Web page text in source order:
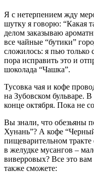
Я с нетерпением жду
шутку я говорю: “Какая
делом заказываю
все чайные “бутики”
сложилось: я пью
пора исправить это и
шоколада “Чашка”.
Тусовка чая и кофе
на Зубовском бульваре.
конце октября. Пока не
Вы знали, что обезьяны
Хунань”? А кофе
пищеварительном
в желудке мусангов –
виверровых? Все это
также сможете: